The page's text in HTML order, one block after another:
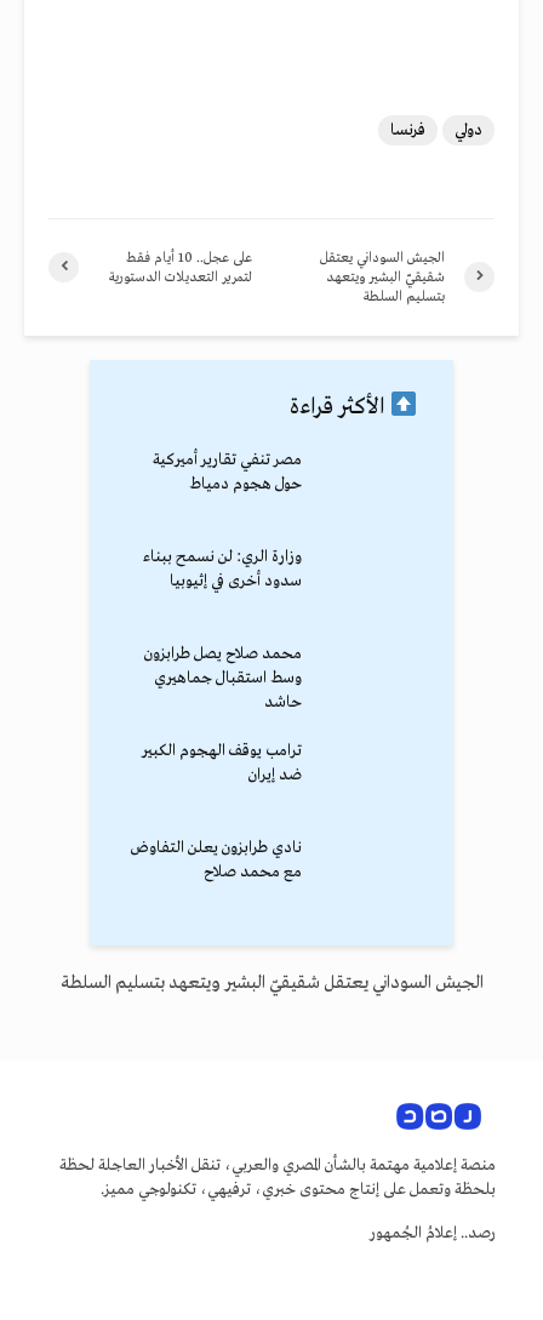
دولي فرنسا
على عجل.. 10 أيام فقط
لتمرير التعديلات الدستورية
الجيش السوداني يعتقل
شقيقيّ البشير ويتعهد
بتسليم السلطة
الأكثر قراءة
مصر تنفي تقارير أميركية
حول هجوم دمياط
وزارة الري: لن نسمح ببناء
سدود أخرى في إثيوبيا
محمد صلاح يصل طرابزون
وسط استقبال جماهيري
حاشد
ترامب يوقف الهجوم الكبير
ضد إيران
نادي طرابزون يعلن التفاوض
مع محمد صلاح
الجيش السوداني يعتقل شقيقيّ البشير ويتعهد بتسليم السلطة
منصة إعلامية مهتمة بالشأن المصري والعربي، تنقل الأخبار العاجلة لحظة
بلحظة وتعمل على إنتاج محتوى خبري، ترفيهي، تكنولوجي مميز.
رصد.. إعلامُ الجُمهور